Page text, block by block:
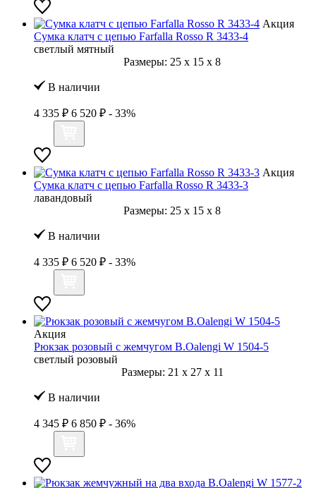
Акция
Сумка клатч с цепью Farfalla Rosso R 3433-4
светлый мятный
Размеры: 25 x 15 x 8
В наличии
4 335 ₽ 6 520 ₽ - 33%
Акция
Сумка клатч с цепью Farfalla Rosso R 3433-3
лавандовый
Размеры: 25 x 15 x 8
В наличии
4 335 ₽ 6 520 ₽ - 33%
Акция
Рюкзак розовый с жемчугом B.Oalengi W 1504-5
светлый розовый
Размеры: 21 x 27 x 11
В наличии
4 345 ₽ 6 850 ₽ - 36%